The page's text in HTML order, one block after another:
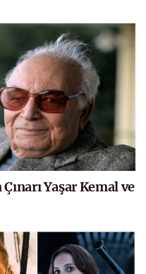
Yaşar Kemal ve